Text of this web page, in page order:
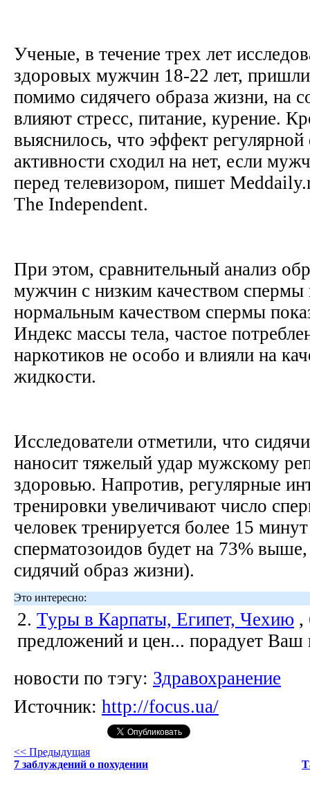
Ученые, в течение трех лет
здоровых мужчин 18-22 лет,
помимо сидячего образа жизни, на
влияют стресс, питание, курение.
выяснилось, что эффект
активности сходил на нет, если
перед телевизором, пишет
The Independent.
При этом, cравнительный анализ
мужчин с низким качеством
нормальным качеством спермы
Индекс массы тела, частое
наркотиков не особо и влияли на
жидкости.
Исследователи отметили, что
наносит тяжелый удар мужскому
здоровью. Напротив, регулярные
тренировки увеличивают число
человек тренируется более 15
сперматозоидов будет на 73%
сидячий образ жизни).
Это интересно:
2. Туры в Карпаты, Египет, Чехию ,
предложений и цен... порадует Ваш
новости по тэгу: Здравохранение
Источник: http://focus.ua/
<< Предыдущая
7 заблуждений о похудении